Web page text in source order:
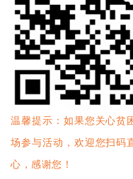
温馨提示：如果您关心贫
场参与活动，欢迎您扫码
心，感谢您！